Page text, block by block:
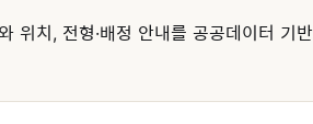
위치, 전형·배정 안내를 공공데이터 기